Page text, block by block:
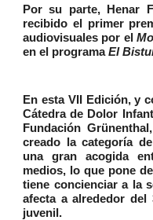
Por su parte, Henar
recibido el primer
audiovisuales por el
en el programaEl
En esta VII Edición, y
Cátedra de Dolor
Fundación
creado la categoría
una gran acogida
medios, lo que pone
tiene concienciar a la
afecta a alrededor
juvenil.